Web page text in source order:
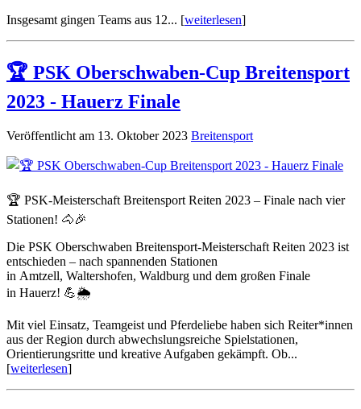
Insgesamt gingen Teams aus 12... [weiterlesen]
🏆 PSK Oberschwaben-Cup Breitensport
2023 - Hauerz Finale
Veröffentlicht am 13. Oktober 2023 Breitensport
🏆 PSK-Meisterschaft Breitensport Reiten 2023 – Finale nach vier
Stationen! 🐴🎉
Die PSK Oberschwaben Breitensport-Meisterschaft Reiten 2023 ist
entschieden – nach spannenden Stationen
in Amtzell, Waltershofen, Waldburg und dem großen Finale
in Hauerz! 💪🌦️
Mit viel Einsatz, Teamgeist und Pferdeliebe haben sich Reiter*innen
aus der Region durch abwechslungsreiche Spielstationen,
Orientierungsritte und kreative Aufgaben gekämpft. Ob...
[weiterlesen]